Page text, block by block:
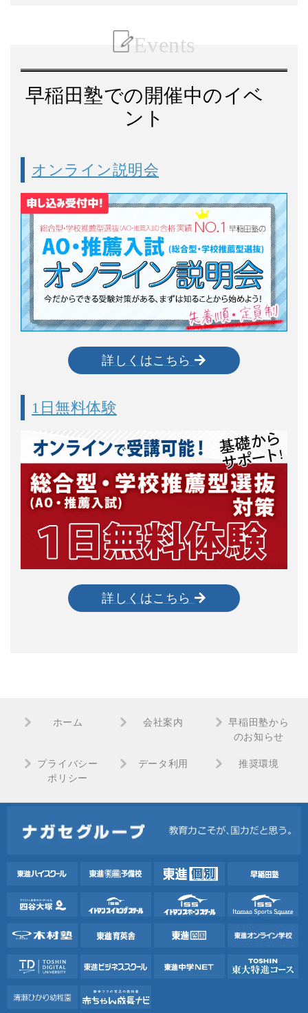
自己推薦特別入学試験
【外国語型】
9月上旬 指定なし 指定あり※
学部
出願時期
文学部
自己推薦特別入学試験
【専攻適性型】
9月上旬 指定なし 指定なし 志望
Events
早稲田塾での開催中のイベ
ント
オンライン説明会
詳しくはこちら
1日無料体験
詳しくはこちら
ホーム 会社案内
早稲田塾から
のお知らせ
プライバシー
ポリシー
データ利用 推奨環境